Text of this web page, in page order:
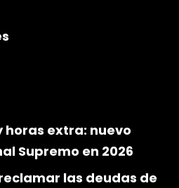
horas extra: nuevo
Supremo en 2026
las deudas de